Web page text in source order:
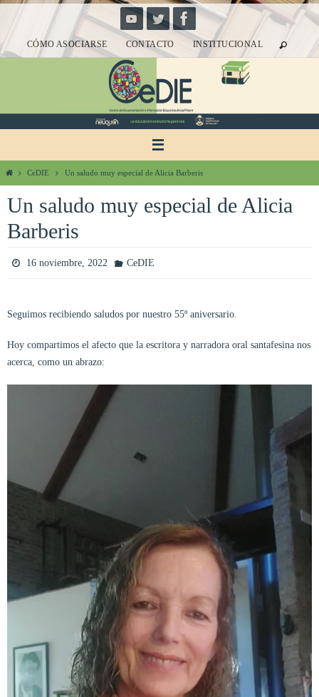
contenidoCÓMO ASOCIARSE CONTACTO INSTITUCIONAL
InicioCeDIE Un saludo muy especial de Alicia Barberis
Un saludo muy especial de Alicia
Barberis
16 noviembre, 2022 CeDIE
Seguimos recibiendo saludos por nuestro 55º aniversario.
Hoy compartimos el afecto que la escritora y narradora oral santafesina nos
acerca, como un abrazo: